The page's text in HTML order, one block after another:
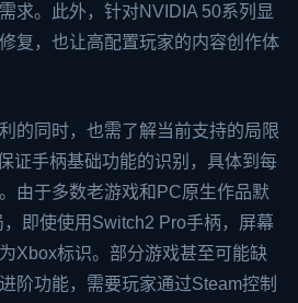
求。此外，针对NVIDIA 50系列显
复，也让高配置玩家的内容创作体
的同时，也需了解当前支持的局限
证手柄基础功能的识别，具体到每
由于多数老游戏和PC原生作品默
即使使用Switch2 Pro手柄，屏幕
Xbox标识。部分游戏甚至可能缺
阶功能，需要玩家通过Steam控制